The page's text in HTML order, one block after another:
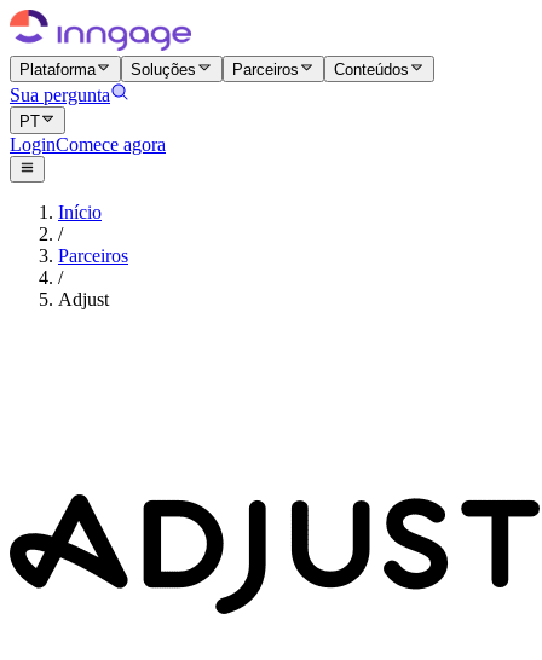
Plataforma Soluções Parceiros Conteúdos
Sua pergunta
PT
LoginComece agora
Início
/
Parceiros
/
Adjust